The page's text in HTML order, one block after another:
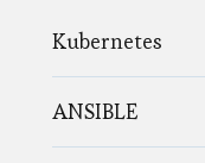
Kubernetes
ANSIBLE